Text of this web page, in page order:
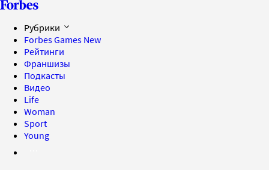
Рубрики
Forbes Games New
Рейтинги
Франшизы
Подкасты
Видео
Life
Woman
Sport
Young